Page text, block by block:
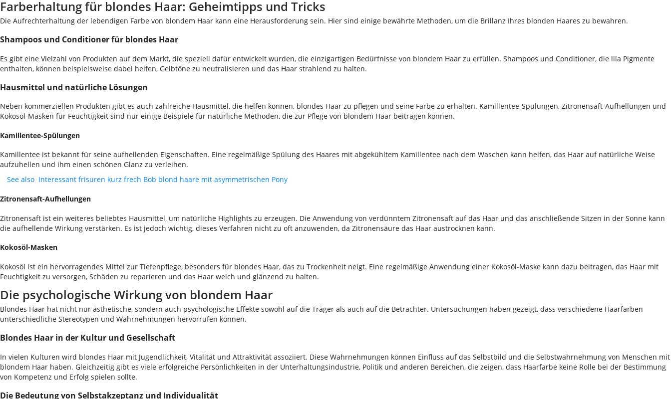
Farberhaltung für blondes Haar: Geheimtipps und Tricks
Die Aufrechterhaltung der lebendigen Farbe von blondem Haar kann eine Herausforderung sein. Hier sind einige bewährte Methoden, um die Brillanz Ihres blonden Haares zu bewahren.
Shampoos und Conditioner für blondes Haar
Es gibt eine Vielzahl von Produkten auf dem Markt, die speziell dafür entwickelt wurden, die einzigartigen Bedürfnisse von blondem Haar zu erfüllen. Shampoos und Conditioner, die lila Pigmente
enthalten, können beispielsweise dabei helfen, Gelbtöne zu neutralisieren und das Haar strahlend zu halten.
Hausmittel und natürliche Lösungen
Neben kommerziellen Produkten gibt es auch zahlreiche Hausmittel, die helfen können, blondes Haar zu pflegen und seine Farbe zu erhalten. Kamillentee-Spülungen, Zitronensaft-Aufhellungen und
Kokosöl-Masken für Feuchtigkeit sind nur einige Beispiele für natürliche Methoden, die zur Pflege von blondem Haar beitragen können.
Kamillentee-Spülungen
Kamillentee ist bekannt für seine aufhellenden Eigenschaften. Eine regelmäßige Spülung des Haares mit abgekühltem Kamillentee nach dem Waschen kann helfen, das Haar auf natürliche Weise
aufzuhellen und ihm einen schönen Glanz zu verleihen.
See also Interessant frisuren kurz frech Bob blond haare mit asymmetrischen Pony
Zitronensaft-Aufhellungen
Zitronensaft ist ein weiteres beliebtes Hausmittel, um natürliche Highlights zu erzeugen. Die Anwendung von verdünntem Zitronensaft auf das Haar und das anschließende Sitzen in der Sonne kann
die aufhellende Wirkung verstärken. Es ist jedoch wichtig, dieses Verfahren nicht zu oft anzuwenden, da Zitronensäure das Haar austrocknen kann.
Kokosöl-Masken
Kokosöl ist ein hervorragendes Mittel zur Tiefenpflege, besonders für blondes Haar, das zu Trockenheit neigt. Eine regelmäßige Anwendung einer Kokosöl-Maske kann dazu beitragen, das Haar mit
Feuchtigkeit zu versorgen, Schäden zu reparieren und das Haar weich und glänzend zu halten.
Die psychologische Wirkung von blondem Haar
Blondes Haar hat nicht nur ästhetische, sondern auch psychologische Effekte sowohl auf die Träger als auch auf die Betrachter. Untersuchungen haben gezeigt, dass verschiedene Haarfarben
unterschiedliche Stereotypen und Wahrnehmungen hervorrufen können.
Blondes Haar in der Kultur und Gesellschaft
In vielen Kulturen wird blondes Haar mit Jugendlichkeit, Vitalität und Attraktivität assoziiert. Diese Wahrnehmungen können Einfluss auf das Selbstbild und die Selbstwahrnehmung von Menschen mit
blondem Haar haben. Gleichzeitig gibt es viele erfolgreiche Persönlichkeiten in der Unterhaltungsindustrie, Politik und anderen Bereichen, die zeigen, dass Haarfarbe keine Rolle bei der Bestimmung
von Kompetenz und Erfolg spielen sollte.
Die Bedeutung von Selbstakzeptanz und Individualität